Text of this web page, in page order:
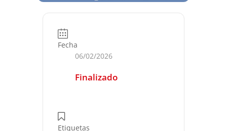
Fecha
06/02/2026
Finalizado
Etiquetas